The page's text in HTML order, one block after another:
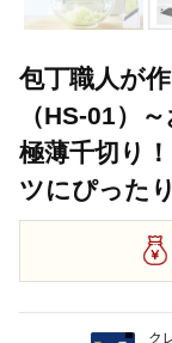
包丁職人が
（HS-01）
極薄千切り
ツにぴったり
ク